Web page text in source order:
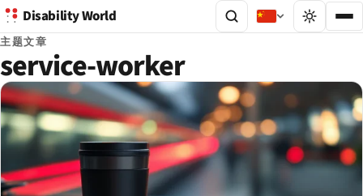
Disability World
主题文章
service-worker